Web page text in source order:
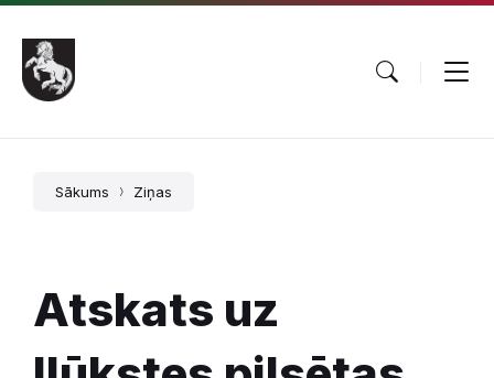
Pāriet
saturu
Skip
main
navigation
Skip
footer
Sākums Ziņas
Atskats uz